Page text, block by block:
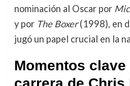
nominación al Oscar por
y por The Boxer(1998), en
jugó un papel crucial en la
Momentos clave